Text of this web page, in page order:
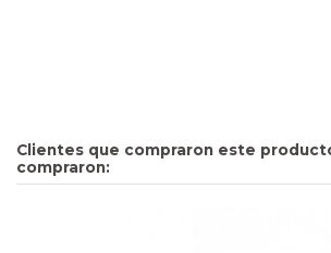
Clientes que compraron este
compraron: